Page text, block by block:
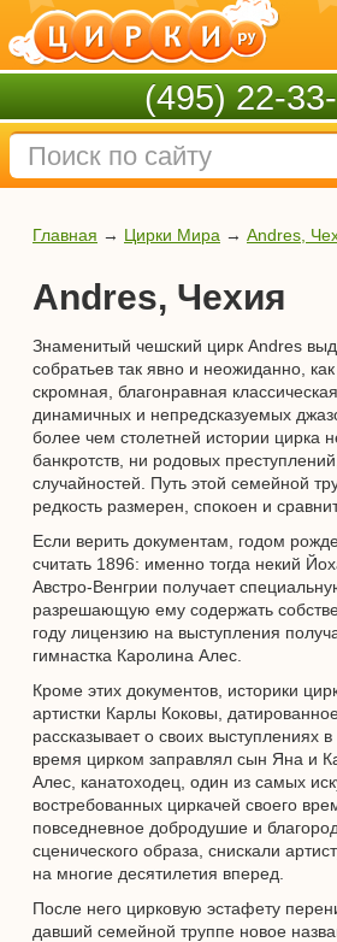
(495) 22-
Главная → Цирки Мира → Andres,
Andres, Чехия
Знаменитый чешский цирк Andres
собратьев так явно и неожиданно,
скромная, благонравная
динамичных и непредсказуемых
более чем столетней истории цирка
банкротств, ни родовых
случайностей. Путь этой семейной
редкость размерен, спокоен и
Если верить документам, годом
считать 1896: именно тогда некий
Австро-Венгрии получает
разрешающую ему содержать
году лицензию на выступления
гимнастка Каролина Алес.
Кроме этих документов, историки
артистки Карлы Коковы,
рассказывает о своих выступлениях
время цирком заправлял сын Яна и
Алес, канатоходец, один из самых
востребованных циркачей своего
повседневное добродушие и
сценического образа, снискали
на многие десятилетия вперед.
После него цирковую эстафету
давший семейной труппе новое